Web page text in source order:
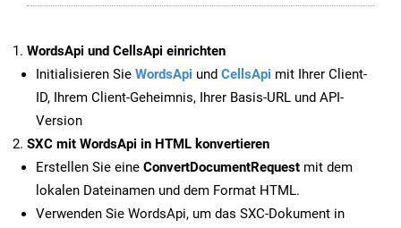
WordsApi und CellsApi einrichten
Initialisieren Sie WordsApi und CellsApi mit Ihrer Client-
ID, Ihrem Client-Geheimnis, Ihrer Basis-URL und API-
Version
SXC mit WordsApi in HTML konvertieren
Erstellen Sie eine ConvertDocumentRequest mit dem
lokalen Dateinamen und dem Format HTML.
Verwenden Sie WordsApi, um das SXC-Dokument in